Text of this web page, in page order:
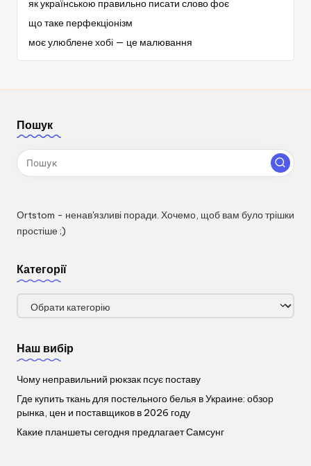
як українською правильно писати слово фоє
що таке перфекціонізм
моє улюблене хобі — це малювання
Пошук
Ortstom - ненав'язливі поради. Хочемо, щоб вам було трішки
простіше ;)
Категорії
Категорії
Наш вибір
Чому неправильний рюкзак псує поставу
Где купить ткань для постельного белья в Украине: обзор
рынка, цен и поставщиков в 2026 году
Какие планшеты сегодня предлагает Самсунг